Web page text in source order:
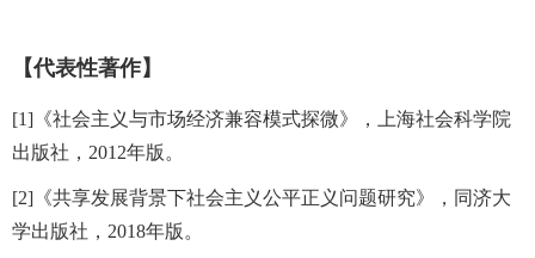
【代表性著作】
[1]《社会主义与市场经济兼容模式探微》，上海社会科学院
出版社，2012年版。
[2]《共享发展背景下社会主义公平正义问题研究》，同济大
学出版社，2018年版。